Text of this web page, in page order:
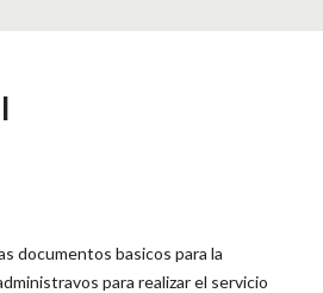
documentos basicos para la
para realizar el servicio